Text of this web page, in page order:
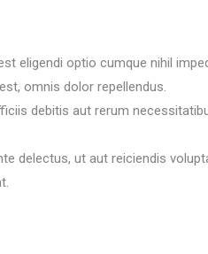
eligendi optio cumque nihil
omnis dolor repellendus.
debitis aut rerum
delectus, ut aut reiciendis